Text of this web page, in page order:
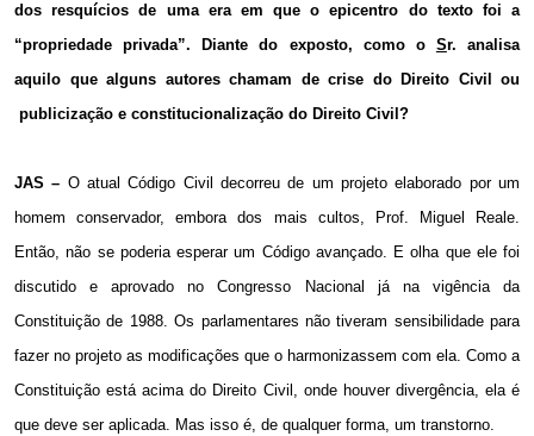
dos resquícios de uma era em que o epicentro do texto foi a
“propriedade privada”. Diante do exposto, como o Sr. analisa
aquilo que alguns autores chamam de crise do Direito Civil ou
publicização e constitucionalização do Direito Civil?
JAS – O atual Código Civil decorreu de um projeto elaborado por um
homem conservador, embora dos mais cultos, Prof. Miguel Reale.
Então, não se poderia esperar um Código avançado. E olha que ele foi
discutido e aprovado no Congresso Nacional já na vigência da
Constituição de 1988. Os parlamentares não tiveram sensibilidade para
fazer no projeto as modificações que o harmonizassem com ela. Como a
Constituição está acima do Direito Civil, onde houver divergência, ela é
que deve ser aplicada. Mas isso é, de qualquer forma, um transtorno.